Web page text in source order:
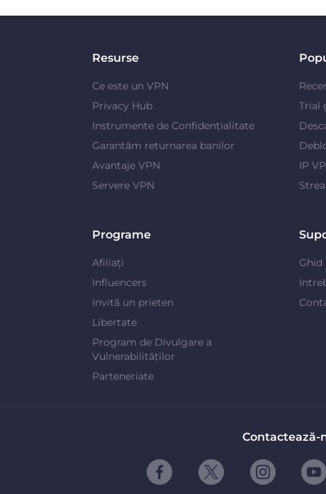
Resurse
Ce este un VPN
Privacy Hub
Instrumente de Confidențialitate
Garantăm returnarea banilor
Avantaje VPN
Servere VPN
Trial
IP
Programe
Afiliați
Influencers
Invită un prieten
Libertate
Program de Divulgare a
Vulnerabilităților
Parteneriate
Ghid
Contactează-